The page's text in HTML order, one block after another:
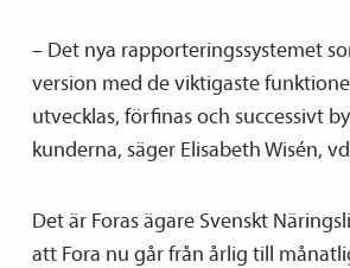
– Det nya rapporteringssystemet
version med de viktigaste
utvecklas, förfinas och successivt
kunderna, säger Elisabeth Wisén,
Det är Foras ägare Svenskt
att Fora nu går från årlig till